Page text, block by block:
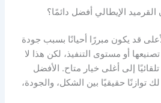
الإيطالي أفضل دائمًا؟
قد يكون مبررًا أحيانًا بسبب جودة
أو مستوى التنفيذ، لكن هذا لا
إلى أغلى خيار متاح. الأفضل
توازنًا حقيقيًا بين الشكل، والجودة،